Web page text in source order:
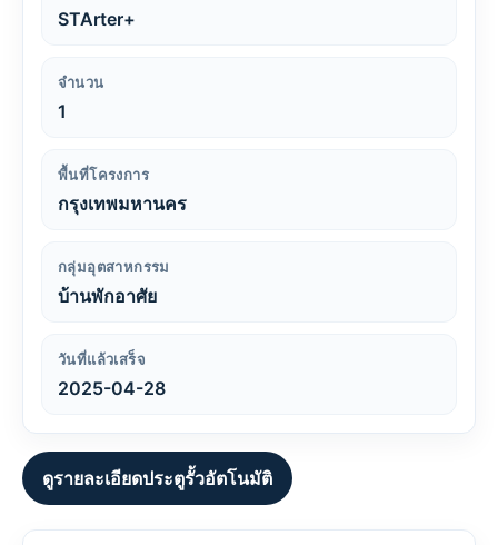
STArter+
จำนวน
1
พื้นที่โครงการ
กรุงเทพมหานคร
กลุ่มอุตสาหกรรม
บ้านพักอาศัย
วันที่แล้วเสร็จ
2025-04-28
ดูรายละเอียดประตูรั้วอัตโนมัติ